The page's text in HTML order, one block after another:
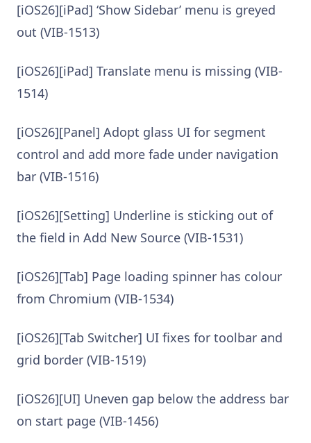
[iOS26][iPad] ‘Show Sidebar’ menu is greyed
out (VIB-1513)
[iOS26][iPad] Translate menu is missing (VIB-
1514)
[iOS26][Panel] Adopt glass UI for segment
control and add more fade under navigation
bar (VIB-1516)
[iOS26][Setting] Underline is sticking out of
the field in Add New Source (VIB-1531)
[iOS26][Tab] Page loading spinner has colour
from Chromium (VIB-1534)
[iOS26][Tab Switcher] UI fixes for toolbar and
grid border (VIB-1519)
[iOS26][UI] Uneven gap below the address bar
on start page (VIB-1456)